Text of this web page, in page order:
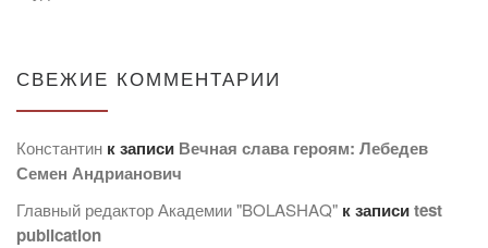
СВЕЖИЕ КОММЕНТАРИИ
Константин к записи Вечная слава героям: Лебедев
Семен Андрианович
Главный редактор Академии "BOLASHAQ" к записиtest
publication